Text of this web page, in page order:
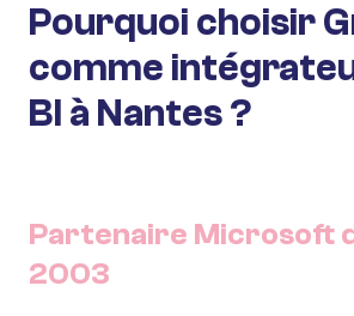
Pourquoi choisir
comme
BI à Nantes ?
Partenaire Microsoft
2003